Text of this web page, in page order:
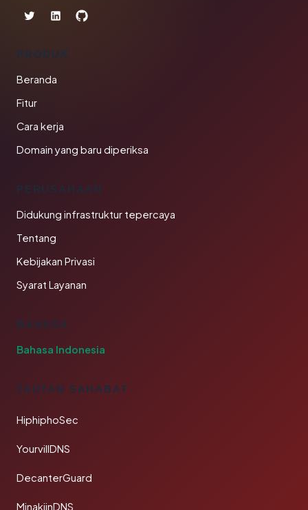
PRODUK
Beranda
Fitur
Cara kerja
Domain yang baru diperiksa
PERUSAHAAN
Didukung infrastruktur tepercaya
Tentang
Kebijakan Privasi
Syarat Layanan
BAHASA
Bahasa Indonesia
TAUTAN SAHABAT
HiphiphoSec
YourvillDNS
DecanterGuard
MinakjinDNS